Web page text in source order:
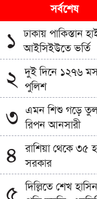
সর্বশেষ
১ ঢাকায় পাকিস্তান
আইসিইউতে ভর্তি
২
দুই দিনে ১২৭৬
পুলিশ
৩ এমন শিশু গড়ে
রিপন আনসারী
৪
রাশিয়া থেকে ৩৫
সরকার
৫ দিল্লিতে শেখ